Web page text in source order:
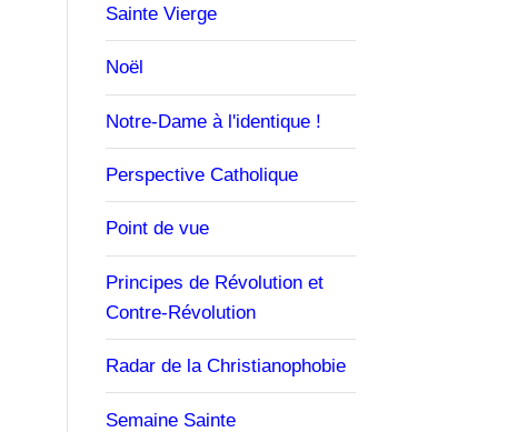
Sainte Vierge
Noël
Notre-Dame à l'identique !
Perspective Catholique
Point de vue
Principes de Révolution et
Contre-Révolution
Radar de la Christianophobie
Semaine Sainte